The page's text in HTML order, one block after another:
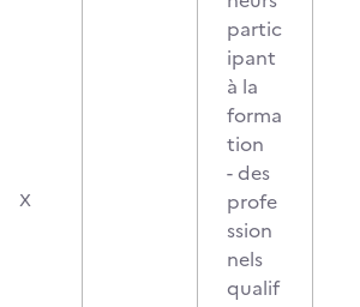
X
partic
ipant
à la
forma
tion
- des
profe
ssion
nels
qualif